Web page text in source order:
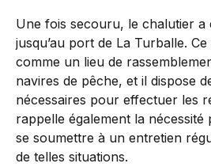
Une fois secouru, le chalutier a
jusqu’au port de La Turballe.
comme un lieu de
navires de pêche, et il dispose
nécessaires pour effectuer les
rappelle également la nécessité
se soumettre à un entretien
de telles situations.